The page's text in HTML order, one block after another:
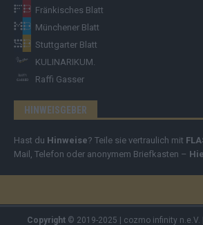
Fränkisches Blatt
Münchener Blatt
Stuttgarter Blatt
KULINARIKUM.
Raffi Gasser
HINWEISGEBER
Hast du Hinweise? Teile sie vertraulich mit
Mail, Telefon oder anonymem Briefkasten –
Copyright© 2019-2025 | cozmo infinity n.e.V.